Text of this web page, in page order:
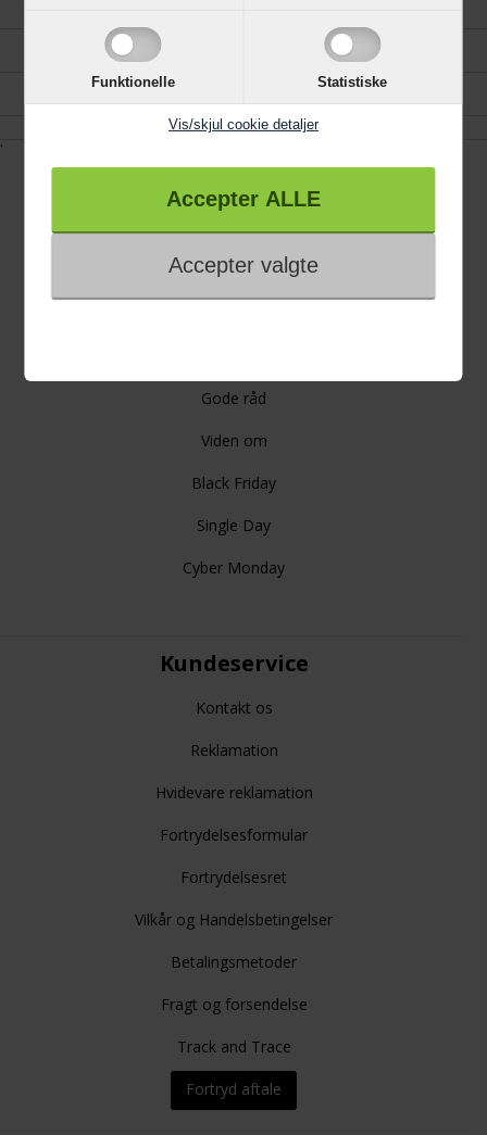
Funktionelle Statistiske
Vis/skjul cookie detaljer
Køkken, Bad og Garderobe
Kundeservice
Kontakt os
Reklamation
Hvidevare reklamation
Fortrydelsesformular
Fortrydelsesret
Vilkår og Handelsbetingelser
Betalingsmetoder
Fragt og forsendelse
Track and Trace
Fortryd aftale
Information
Trustpilot
Gode råd
Viden om
Black Friday
Single Day
Cyber Monday
.